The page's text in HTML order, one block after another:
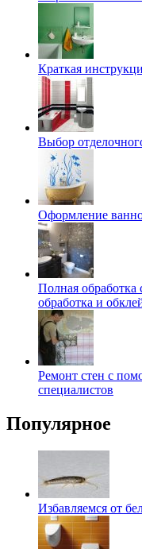
Краткая
Выбор
Оформление
Полная
обработка и
Ремонт стен с
специалистов
Популярное
Избавляемся от